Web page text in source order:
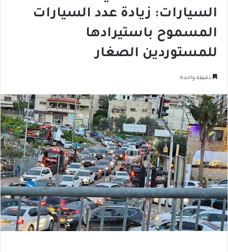
السيارات: زيادة عدد السيارات
المسموح باستيرادها
للمستوردين الصغار
دقيقة واحدة